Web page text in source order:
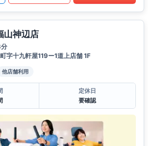
山神辺店
字十九軒屋119ー1道上店舗 1F
他店舗利用
定休日
要確認